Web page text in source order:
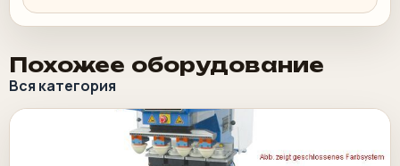
Похожее оборудование
Вся категория